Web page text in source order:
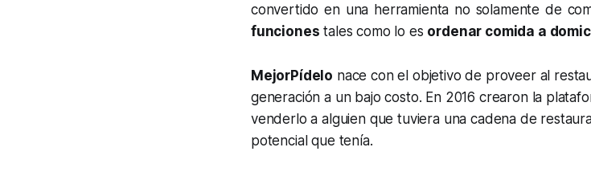
convertido en una herramienta no solamente de
funciones tales como lo es ordenar comida a
MejorPídelo nace con el objetivo de proveer al
generación a un bajo costo. En 2016 crearon la
venderlo a alguien que tuviera una cadena de
potencial que tenía.